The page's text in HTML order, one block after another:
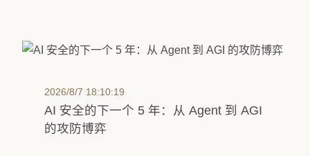
2026/8/7 18:10:19
AI 安全的下一个 5 年：从 Agent 到 AGI
的攻防博弈